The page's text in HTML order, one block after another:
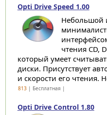
Opti Drive Speed 1.00
Небольшой
чтения CD,
который умеет
диски. Присутствует
и скорости его чтения.
813| Бесплатная |
Opti Drive Control 1.80